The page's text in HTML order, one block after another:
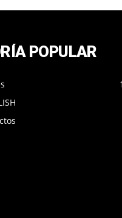
POPULAR